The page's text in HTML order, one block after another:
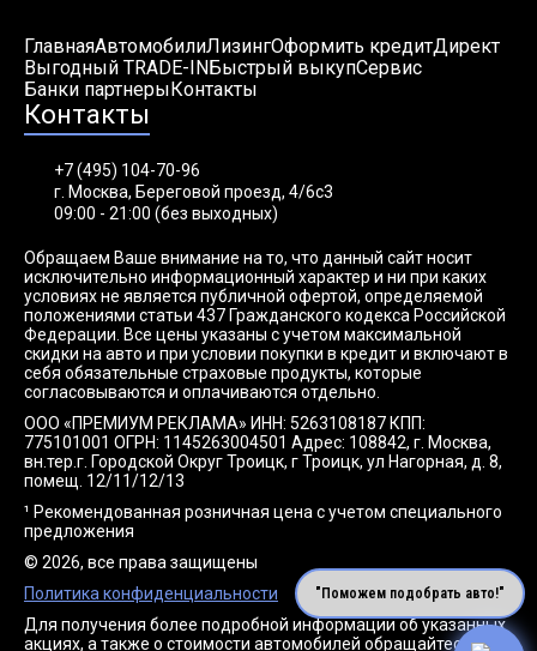
ГлавнаяАвтомобилиЛизингОформить кредитДирект
Выгодный TRADE-INБыстрый выкупСервис
Банки партнерыКонтакты
Контакты
+7 (495) 104-70-96
г. Москва, Береговой проезд, 4/6с3
09:00 - 21:00 (без выходных)
Обращаем Ваше внимание на то, что данный сайт носит
исключительно информационный характер и ни при каких
условиях не является публичной офертой, определяемой
положениями статьи 437 Гражданского кодекса Российской
Федерации. Все цены указаны с учетом максимальной
скидки на авто и при условии покупки в кредит и включают в
себя обязательные страховые продукты, которые
согласовываются и оплачиваются отдельно.
ООО «ПРЕМИУМ РЕКЛАМА» ИНН: 5263108187 КПП:
775101001 ОГРН: 1145263004501 Адрес: 108842, г. Москва,
вн.тер.г. Городской Округ Троицк, г Троицк, ул Нагорная, д. 8,
помещ. 12/11/12/13
¹ Рекомендованная розничная цена с учетом специального
предложения
© 2026, все права защищены
Политика конфиденциальности
Для получения более подробной информации об указанных
акциях, а также о стоимости автомобилей обращайтесь к
"Поможем подобрать авто!"